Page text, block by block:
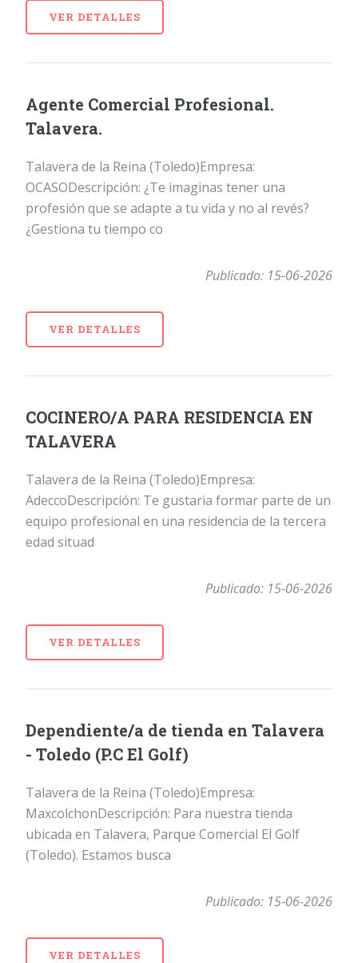
VER DETALLES
Agente Comercial Profesional.
Talavera.
Talavera de la Reina (Toledo)Empresa:
OCASODescripción: ¿Te imaginas tener una
profesión que se adapte a tu vida y no al revés?
¿Gestiona tu tiempo co
Publicado: 15-06-2026
VER DETALLES
COCINERO/A PARA RESIDENCIA EN
TALAVERA
Talavera de la Reina (Toledo)Empresa:
AdeccoDescripción: Te gustaria formar parte de un
equipo profesional en una residencia de la tercera
edad situad
Publicado: 15-06-2026
VER DETALLES
Dependiente/a de tienda en Talavera
- Toledo (P.C El Golf)
Talavera de la Reina (Toledo)Empresa:
MaxcolchonDescripción: Para nuestra tienda
ubicada en Talavera, Parque Comercial El Golf
(Toledo). Estamos busca
Publicado: 15-06-2026
VER DETALLES